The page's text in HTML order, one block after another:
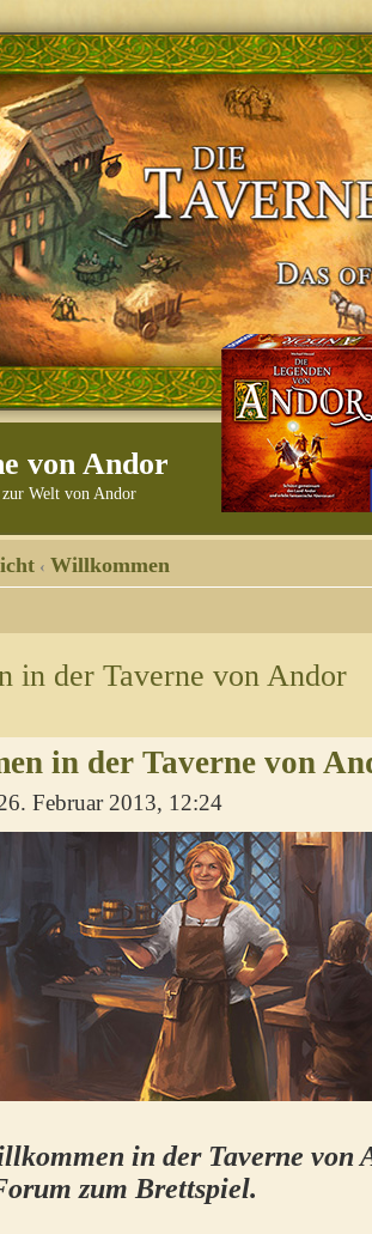
von Andor
Welt von Andor
‹ Willkommen
in der Taverne von Andor
in der Taverne von
Februar 2013, 12:24
in der Taverne von
zum Brettspiel.